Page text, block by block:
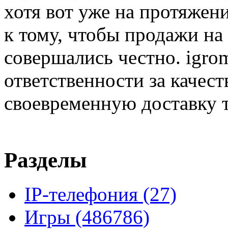
хотя вот уже на
к тому, чтобы продажи
совершались честно.
ответственности за
своевременную доставку
Разделы
IP-телефония (27)
Игры (486786)